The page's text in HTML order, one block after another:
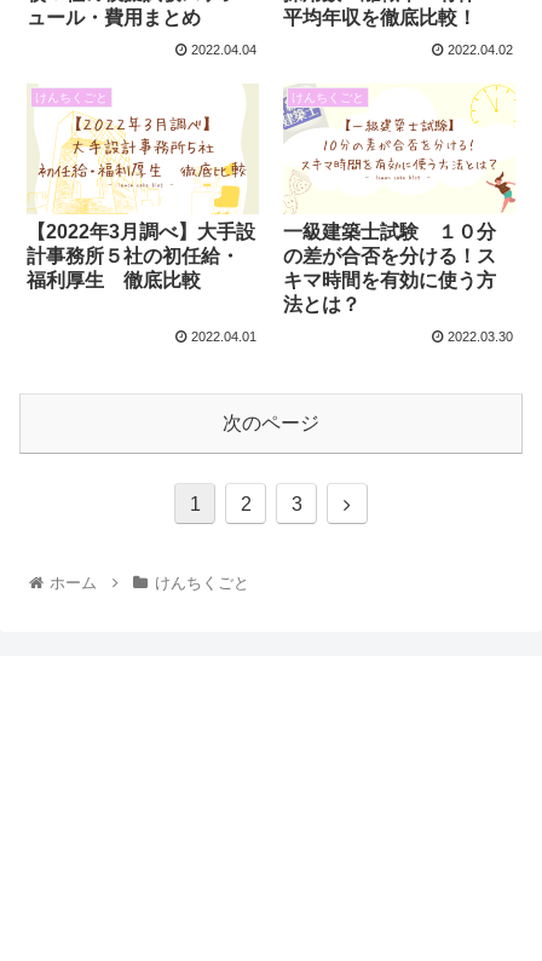
ュール・費用まとめ
2022.04.04
平均年収を徹底比較！
2022.04.02
けんちくごと
【2022年3月調べ】大手設
計事務所５社の初任給・
福利厚生 徹底比較
2022.04.01
けんちくごと
一級建築士試験 １０分
の差が合否を分ける！ス
キマ時間を有効に使う方
法とは？
2022.03.30
次のページ
1 2 3
ホーム けんちくごと